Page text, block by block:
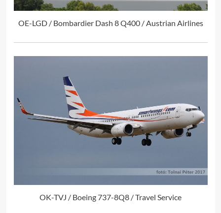
OE-LGD / Bombardier Dash 8 Q400 / Austrian Airlines
OK-TVJ / Boeing 737-8Q8 / Travel Service